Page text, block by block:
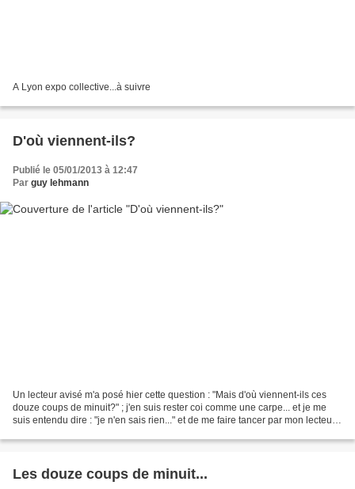
A Lyon expo collective...à suivre
D'où viennent-ils?
Publié le 05/01/2013 à 12:47
Par guy lehmann
Un lecteur avisé m'a posé hier cette question : "Mais d'où viennent-ils ces
douze coups de minuit?" ; j'en suis rester coi comme une carpe... et je me
suis entendu dire : "je n'en sais rien..." et de me faire tancer par mon lecteur
Les douze coups de minuit...